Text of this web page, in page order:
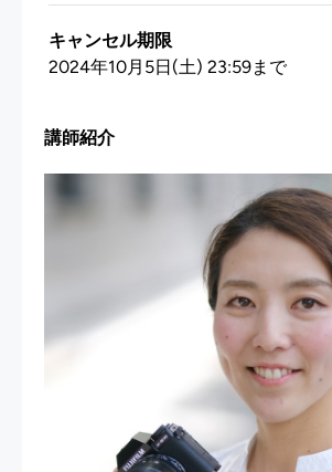
キャンセル期限
2024年10月5日(土) 23:59まで
講師紹介